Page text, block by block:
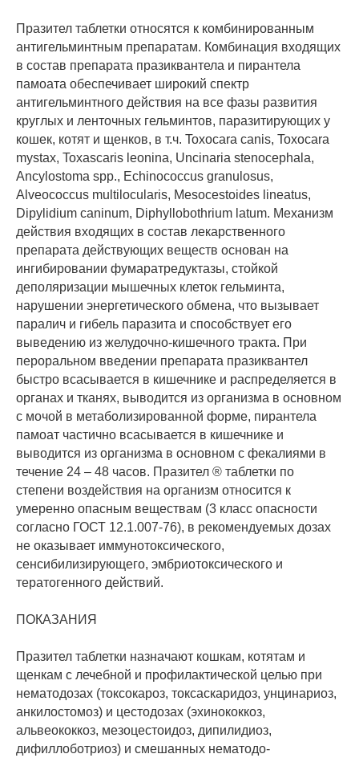
Празител таблетки относятся к комбинированным
антигельминтным препаратам. Комбинация входящих
в состав препарата празиквантела и пирантела
памоата обеспечивает широкий спектр
антигельминтного действия на все фазы развития
круглых и ленточных гельминтов, паразитирующих у
кошек, котят и щенков, в т.ч. Toxocara canis, Toxocara
mystax, Toxascaris leonina, Uncinaria stenocephala,
Ancylostoma spp., Echinococcus granulosus,
Alveococcus multilocularis, Mesocestoides lineatus,
Dipylidium caninum, Diphyllobothrium latum. Механизм
действия входящих в состав лекарственного
препарата действующих веществ основан на
ингибировании фумаратредуктазы, стойкой
деполяризации мышечных клеток гельминта,
нарушении энергетического обмена, что вызывает
паралич и гибель паразита и способствует его
выведению из желудочно-кишечного тракта. При
пероральном введении препарата празиквантел
быстро всасывается в кишечнике и распределяется в
органах и тканях, выводится из организма в основном
с мочой в метаболизированной форме, пирантела
памоат частично всасывается в кишечнике и
выводится из организма в основном с фекалиями в
течение 24 – 48 часов. Празител ® таблетки по
степени воздействия на организм относится к
умеренно опасным веществам (3 класс опасности
согласно ГОСТ 12.1.007-76), в рекомендуемых дозах
не оказывает иммунотоксического,
сенсибилизирующего, эмбриотоксического и
тератогенного действий.
ПОКАЗАНИЯ
Празител таблетки назначают кошкам, котятам и
щенкам с лечебной и профилактической целью при
нематодозах (токсокароз, токсаскаридоз, унцинариоз,
анкилостомоз) и цестодозах (эхинококкоз,
альвеококкоз, мезоцестоидоз, дипилидиоз,
дифиллоботриоз) и смешанных нематодо-